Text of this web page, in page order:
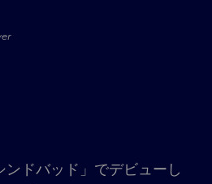
ドバッド」でデビューし